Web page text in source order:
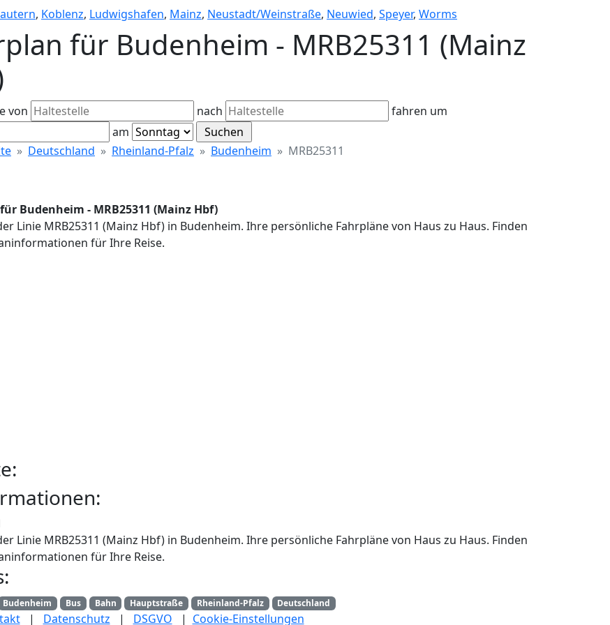
, Koblenz, Ludwigshafen, Mainz, Neustadt/Weinstraße, Neuwied, Speyer, Worms
für Budenheim - MRB25311 (Mainz
von nach
fahren um
am
Deutschland Rheinland-Pfalz Budenheim MRB25311
Budenheim - MRB25311 (Mainz Hbf)
Linie MRB25311 (Mainz Hbf) in Budenheim. Ihre persönliche Fahrpläne von Haus zu Haus. Finden
für Ihre Reise.
Linie MRB25311 (Mainz Hbf) in Budenheim. Ihre persönliche Fahrpläne von Haus zu Haus. Finden
für Ihre Reise.
Budenheim Bus Bahn Hauptstraße Rheinland-Pfalz Deutschland
| Datenschutz | DSGVO | Cookie-Einstellungen